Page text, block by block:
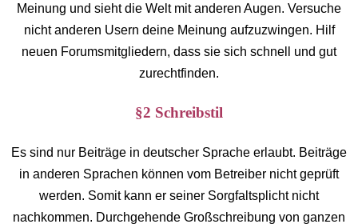
Meinung und sieht die Welt mit anderen Augen. Versuche
nicht anderen Usern deine Meinung aufzuzwingen. Hilf
neuen Forumsmitgliedern, dass sie sich schnell und gut
zurechtfinden.
§2 Schreibstil
Es sind nur Beiträge in deutscher Sprache erlaubt. Beiträge
in anderen Sprachen können vom Betreiber nicht geprüft
werden. Somit kann er seiner Sorgfaltsplicht nicht
nachkommen. Durchgehende Großschreibung von ganzen